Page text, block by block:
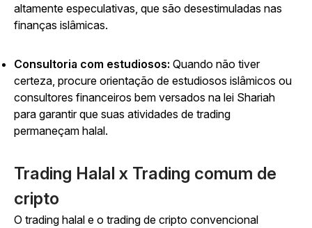
altamente especulativas, que são desestimuladas nas
finanças islâmicas.
Consultoria com estudiosos: Quando não tiver
certeza, procure orientação de estudiosos islâmicos ou
consultores financeiros bem versados na lei Shariah
para garantir que suas atividades de trading
permaneçam halal.
Trading Halal x Trading comum de
cripto
O trading halal e o trading de cripto convencional